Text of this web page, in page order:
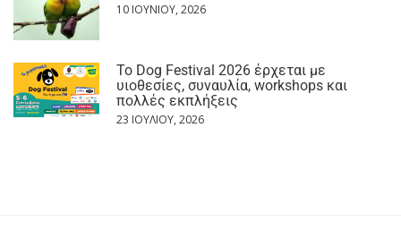
10 ΙΟΥΝΊΟΥ, 2026
Το Dog Festival 2026 έρχεται με
υιοθεσίες, συναυλία, workshops και
πολλές εκπλήξεις
23 ΙΟΥΛΊΟΥ, 2026